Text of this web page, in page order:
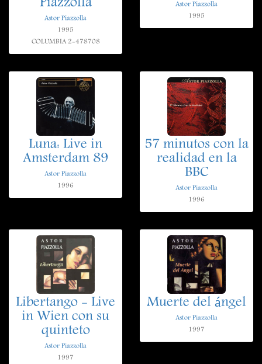
Astor Piazzolla
1995
COLUMBIA 2-478708
Astor Piazzolla
1995
Luna: Live in
Amsterdam 89
Astor Piazzolla
1996
57 minutos con la
realidad en la
BBC
Astor Piazzolla
1996
Libertango - Live
in Wien con su
quinteto
Astor Piazzolla
1997
Muerte del ángel
Astor Piazzolla
1997